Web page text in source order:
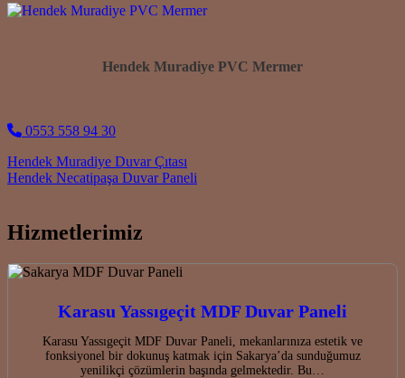
Hendek Muradiye PVC Mermer
0553 558 94 30
Post navigation
Hendek Muradiye Duvar Çıtası
Hendek Necatipaşa Duvar Paneli
Hizmetlerimiz
Karasu Yassıgeçit MDF Duvar Paneli
Karasu Yassıgeçit MDF Duvar Paneli, mekanlarınıza estetik ve
fonksiyonel bir dokunuş katmak için Sakarya’da sunduğumuz
yenilikçi çözümlerin başında gelmektedir. Bu…